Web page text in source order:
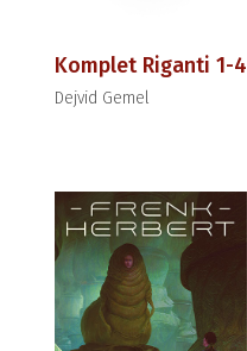
Komplet Riganti 1-4
Dejvid Gemel